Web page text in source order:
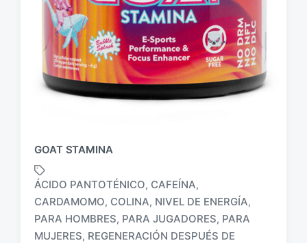
GOAT STAMINA
E
ÁCIDO PANTOTÉNICO, CAFEÍNA,
CARDAMOMO, COLINA, NIVEL DE ENERGÍA,
PARA HOMBRES, PARA JUGADORES, PARA
MUJERES, REGENERACIÓN DESPUÉS DE